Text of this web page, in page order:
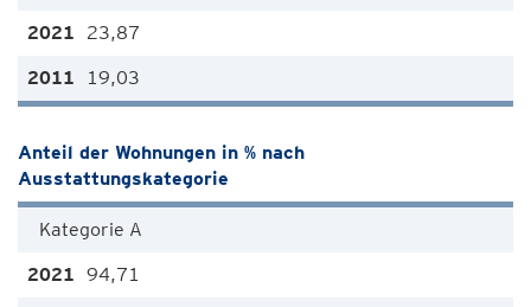
23,87
19,03
Anteil der Wohnungen in % nach
Ausstattungskategorie
Kategorie A
94,71